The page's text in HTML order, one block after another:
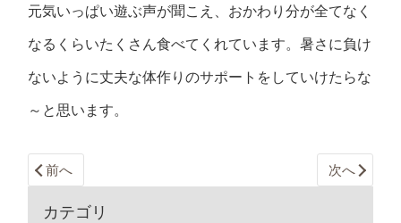
元気いっぱい遊ぶ声が聞こえ、おかわり分が全てなく
なるくらいたくさん食べてくれています。暑さに負け
ないように丈夫な体作りのサポートをしていけたらな
～と思います。
前へ 次へ
カテゴリ